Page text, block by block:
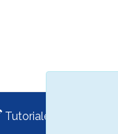
Tutoriales